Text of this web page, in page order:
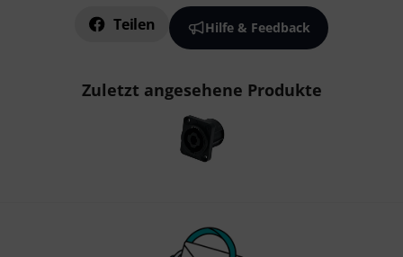
Teilen Hilfe & Feedback
Zuletzt angesehene Produkte